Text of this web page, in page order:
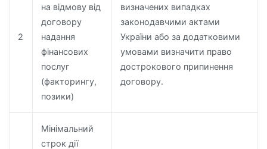
2
на відмову від
договору
надання
фінансових
послуг
(факторингу,
позики)
визначених випадках
законодавчими актами
України або за додатковими
умовами визначити право
дострокового припинення
договору.
Мінімальний
строк дії